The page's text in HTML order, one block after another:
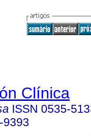
Clínica
ISSN 0535-
9393